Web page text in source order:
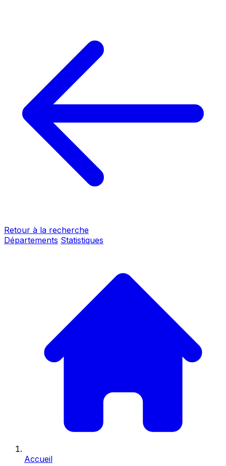
Retour à la recherche
Départements Statistiques
Accueil